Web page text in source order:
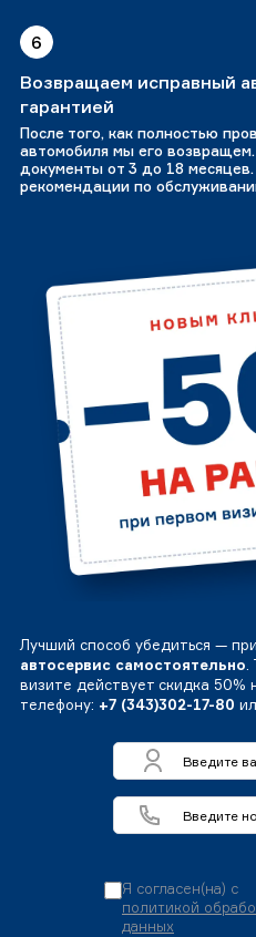
6
Возвращаем исправный
гарантией
После того, как полностью
автомобиля мы его
документы от 3 до 18
рекомендации по
Лучший способ убедиться —
автосервис самостоятельно.
визите действует скидка 50%
телефону: +7 (343)302-17-80
Я согласен(на) с
политикой
данных